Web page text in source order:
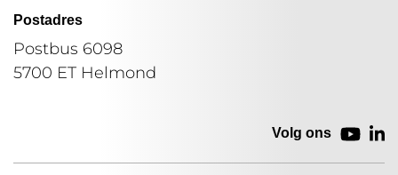
Postadres
Postbus 6098
5700 ET Helmond
Volg ons